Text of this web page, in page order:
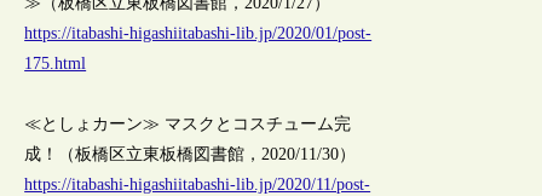
https://itabashi-higashiitabashi-lib.jp/2020/01/post-
175.html
≪としょカーン≫ マスクとコスチューム完
成！（板橋区立東板橋図書館，2020/11/30）
https://itabashi-higashiitabashi-lib.jp/2020/11/post-